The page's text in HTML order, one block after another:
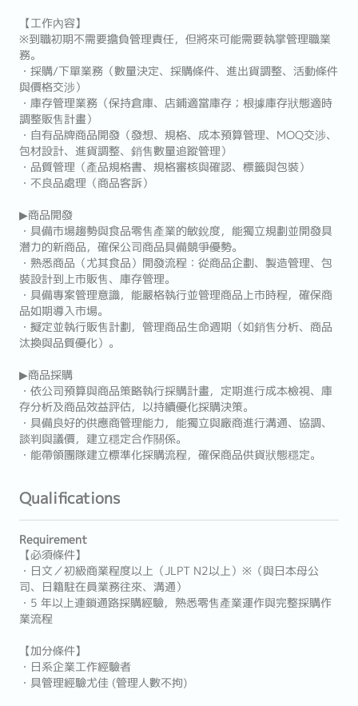
【工作內容】
※到職初期不需要擔負管理責任，但將來可能需要執掌管理職業
務。
・採購/下單業務（數量決定、採購條件、進出貨調整、活動條件
與價格交涉）
・庫存管理業務（保持倉庫、店鋪適當庫存；根據庫存狀態適時
調整販售計畫）
・自有品牌商品開發（發想、規格、成本預算管理、MOQ交涉、
包材設計、進貨調整、銷售數量追蹤管理）
・品質管理（產品規格書、規格審核與確認、標籤與包裝）
・不良品處理（商品客訴）
▶商品開發
・具備市場趨勢與食品零售產業的敏銳度，能獨立規劃並開發具
潛力的新商品，確保公司商品具備競爭優勢。
・熟悉商品（尤其食品）開發流程：從商品企劃、製造管理、包
裝設計到上市販售、庫存管理。
・具備專案管理意識，能嚴格執行並管理商品上市時程，確保商
品如期導入市場。
・擬定並執行販售計劃，管理商品生命週期（如銷售分析、商品
汰換與品質優化）。
▶商品採購
・依公司預算與商品策略執行採購計畫，定期進行成本檢視、庫
存分析及商品效益評估，以持續優化採購決策。
・具備良好的供應商管理能力，能獨立與廠商進行溝通、協調、
談判與議價，建立穩定合作關係。
・能帶領團隊建立標準化採購流程，確保商品供貨狀態穩定。
Qualifications
Requirement
【必須條件】
・日文／初級商業程度以上（JLPT N2以上）※（與日本母公
司、日籍駐在員業務往來、溝通）
・5 年以上連鎖通路採購經驗，熟悉零售產業運作與完整採購作
業流程
【加分條件】
・日系企業工作經驗者
・具管理經驗尤佳 (管理人數不拘)